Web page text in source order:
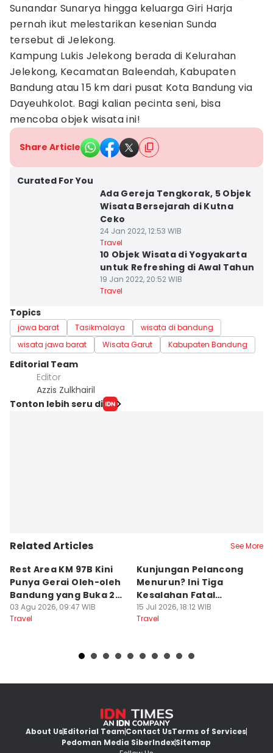
Sunandar Sunarya hingga keluarga Giri Harja
pernah ikut melestarikan kesenian Sunda
tersebut di Jelekong.
Kampung Lukis Jelekong berada di Kelurahan
Jelekong, Kecamatan Baleendah, Kabupaten
Bandung atau 15 km dari pusat Kota Bandung via
Dayeuhkolot. Bagi kalian pecinta seni, bisa
mencoba objek wisata ini!
Share Article
Curated For You
Ada Gereja Tengkorak, 5 Objek
Wisata Bersejarah di Kutna
Ceko
24 Jan 2022, 12:53 WIB
Travel
10 Objek Wisata di Yogyakarta
untuk Refreshing di Awal Tahun
19 Jan 2022, 20:52 WIB
Travel
Topics
jawa barat Tasikmalaya
wisata di bandung
wisata jawa barat
Wisata Garut Kabupaten Bandung
Editorial Team
Editor
Azzis Zulkhairil
Tonton lebih seru di
Related Articles See More
Rest Area KM 97B Kini
Punya Gerai Oleh-oleh
Bandung yang Buka 24
Jam
03 Agu 2026, 09:47 WIB
Travel
Kunjungan Pelancong
Menurun? Ini Tiga
Kesalahan Fatal
Pengelola Wisata
15 Jul 2026, 18:12 WIB
Travel
About UsEditorial TeamContact UsTerms of Services
Pedoman Media SiberIndexSitemap